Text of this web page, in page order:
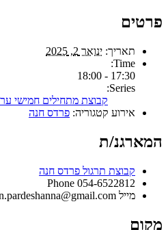
פרטים
תאריך: ינואר 2, 2025
Time:
17:30 - 18:00
Series:
קבוצת מתחילים חמישי
אירוע קטגוריה: פרדס חנה
המארגנ/ת
קבוצת תרגול פרדס חנה
Phone 054-6522812
מייל
מקום